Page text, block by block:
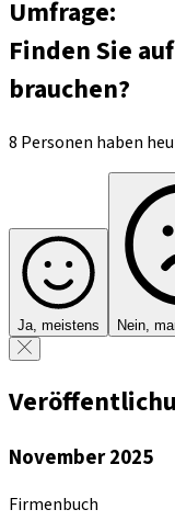
Umfrage:
Finden Sie
brauchen?
8 Personen haben
Ja, meistens Nein,
November 2025
Firmenbuch